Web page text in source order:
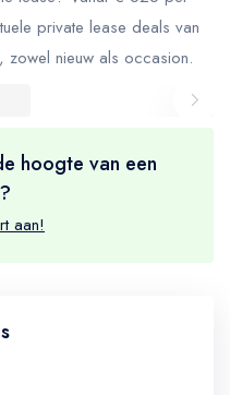
private lease deals van
zowel nieuw als occasion.
hoogte van een
aan!